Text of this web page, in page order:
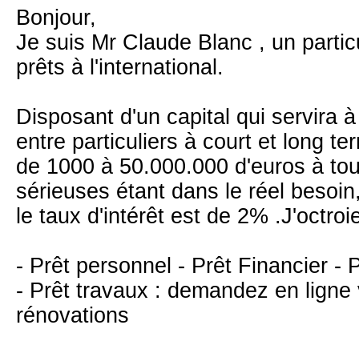
Bonjour,
Je suis Mr Claude Blanc , un
prêts à l'international.
Disposant d'un capital qui servira
entre particuliers à court et long
de 1000 à 50.000.000 d'euros à
sérieuses étant dans le réel
le taux d'intérêt est de 2%
- Prêt personnel - Prêt Financier -
- Prêt travaux : demandez en
rénovations